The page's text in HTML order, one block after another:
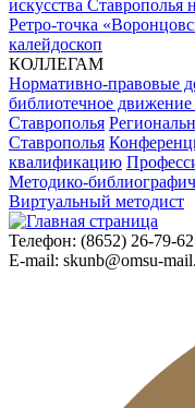
искусства Ставрополья
Ретро-точка
калейдоскоп
КОЛЛЕГАМ
Нормативно-правовые
библиотечное движение
Ставрополья
Ставрополья
квалификацию
Методико-
Виртуальный методист
Телефон: (8652) 26-79-
E-mail: skunb@omsu-